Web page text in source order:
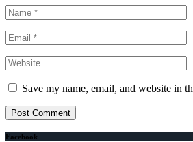
Save my name, email, and website in
Facebook